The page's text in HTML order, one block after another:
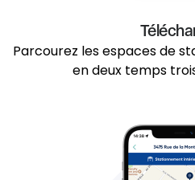
Parcourez les espaces de
en deux temps